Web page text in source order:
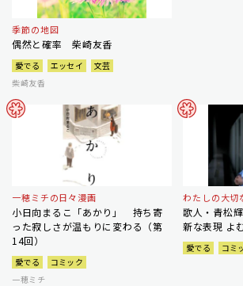
季節の地図
偶然と確率 柴崎友香
愛でる エッセイ
文芸
柴崎友香
一穂ミチの日々漫画
小日向まるこ「あかり」 持ち寄
った寂しさが温もりに変わる（第
14回）
愛でる
コミック
一穂ミチ
わたしの大切
歌人・青松
新な表現 よ
愛でる コミ